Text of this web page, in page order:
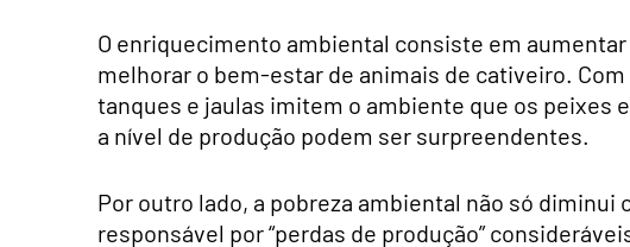
O enriquecimento ambiental consiste em
melhorar o bem-estar de animais de cativeiro.
tanques e jaulas imitem o ambiente que os peixes
a nível de produção podem ser surpreendentes.
Por outro lado, a pobreza ambiental não só
responsável por “perdas de produção”